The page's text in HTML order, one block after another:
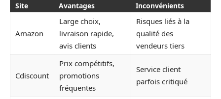
Site Avantages Inconvénients
Amazon
Large choix,
livraison rapide,
avis clients
Risques liés à la
qualité des
vendeurs tiers
Cdiscount
Prix compétitifs,
promotions
fréquentes
Service client
parfois critiqué